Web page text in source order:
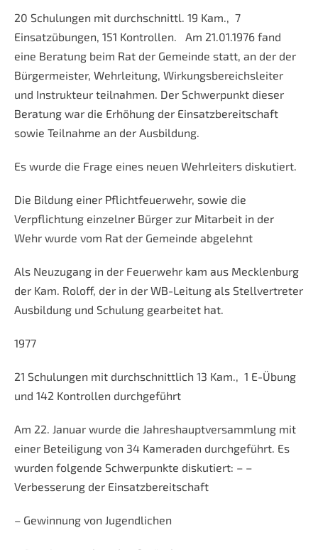
20 Schulungen mit durchschnittl. 19 Kam., 7
Einsatzübungen, 151 Kontrollen. Am 21.01.1976 fand
eine Beratung beim Rat der Gemeinde statt, an der der
Bürgermeister, Wehrleitung, Wirkungsbereichsleiter
und Instrukteur teilnahmen. Der Schwerpunkt dieser
Beratung war die Erhöhung der Einsatzbereitschaft
sowie Teilnahme an der Ausbildung.
Es wurde die Frage eines neuen Wehrleiters diskutiert.
Die Bildung einer Pflichtfeuerwehr, sowie die
Verpflichtung einzelner Bürger zur Mitarbeit in der
Wehr wurde vom Rat der Gemeinde abgelehnt
Als Neuzugang in der Feuerwehr kam aus Mecklenburg
der Kam. Roloff, der in der WB-Leitung als Stellvertreter
Ausbildung und Schulung gearbeitet hat.
1977
21 Schulungen mit durchschnittlich 13 Kam., 1 E-Übung
und 142 Kontrollen durchgeführt
Am 22. Januar wurde die Jahreshauptversammlung mit
einer Beteiligung von 34 Kameraden durchgeführt. Es
wurden folgende Schwerpunkte diskutiert: – –
Verbesserung der Einsatzbereitschaft
– Gewinnung von Jugendlichen